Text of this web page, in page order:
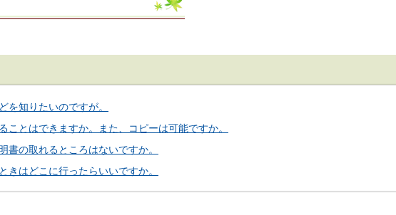
を知りたいのですが。
ことはできますか。また、コピーは可能ですか。
書の取れるところはないですか。
きはどこに行ったらいいですか。